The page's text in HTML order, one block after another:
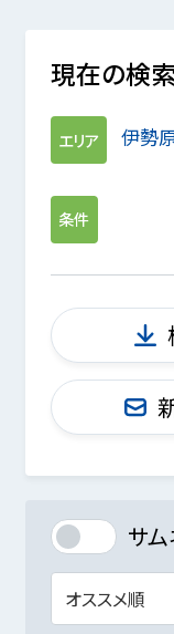
現在の検
エリア 伊勢
条件
サ